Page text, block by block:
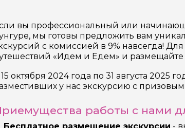
вы профессиональный или
мы готовы предложить вам
с комиссией в 9% навсегда!
«Идем и Едем» и размещайте
октября 2024 года по 31 августа
у нас экскурсию с
работы с нами